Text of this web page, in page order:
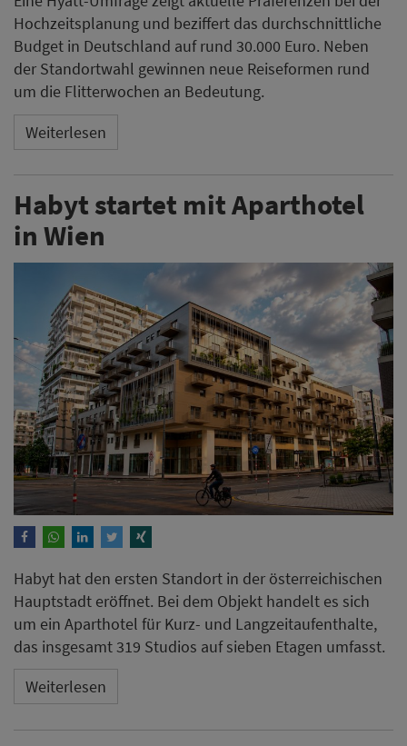
Habyt hat den ersten Standort in der österreichischen
Hauptstadt eröffnet. Bei dem Objekt handelt es sich
um ein Aparthotel für Kurz- und Langzeitaufenthalte,
das insgesamt 319 Studios auf sieben Etagen umfasst.
Weiterlesen
Goodbytz startet in der
Hotellerie - Leonardo Hotels
setzt auf Küchenroboter